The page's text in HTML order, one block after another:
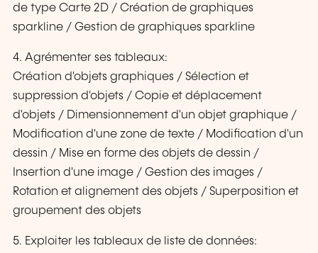
de type Carte 2D / Création de graphiques
sparkline / Gestion de graphiques sparkline
4. Agrémenter ses tableaux:
Création d'objets graphiques / Sélection et
suppression d'objets / Copie et déplacement
d'objets / Dimensionnement d'un objet graphique /
Modification d'une zone de texte / Modification d'un
dessin / Mise en forme des objets de dessin /
Insertion d'une image / Gestion des images /
Rotation et alignement des objets / Superposition et
groupement des objets
5. Exploiter les tableaux de liste de données: